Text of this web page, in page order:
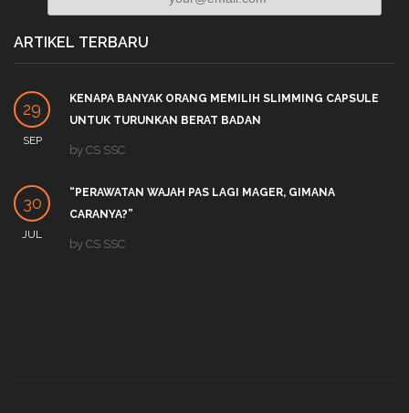
ARTIKEL TERBARU
29
SEP
KENAPA BANYAK ORANG MEMILIH SLIMMING CAPSULE
UNTUK TURUNKAN BERAT BADAN
by CS SSC
30
JUL
“PERAWATAN WAJAH PAS LAGI MAGER, GIMANA
CARANYA?”
by CS SSC